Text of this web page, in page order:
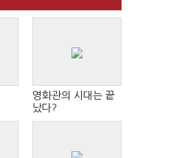
영화관의 시대는 끝
났다?